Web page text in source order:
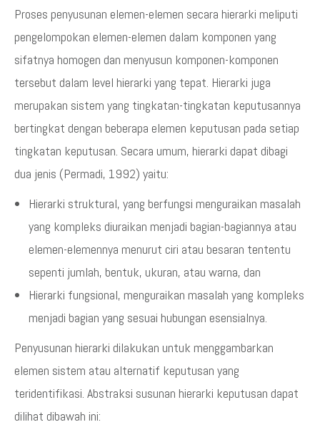
Proses penyusunan elemen-elemen secara hierarki meliputi
pengelompokan elemen-elemen dalam komponen yang
sifatnya homogen dan menyusun komponen-komponen
tersebut dalam level hierarki yang tepat. Hierarki juga
merupakan sistem yang tingkatan-tingkatan keputusannya
bertingkat dengan beberapa elemen keputusan pada setiap
tingkatan keputusan. Secara umum, hierarki dapat dibagi
dua jenis (Permadi, 1992) yaitu:
Hierarki struktural, yang berfungsi menguraikan masalah
yang kompleks diuraikan menjadi bagian-bagiannya atau
elemen-elemennya menurut ciri atau besaran tententu
sepenti jumlah, bentuk, ukuran, atau warna, dan
Hierarki fungsional, menguraikan masalah yang kompleks
menjadi bagian yang sesuai hubungan esensialnya.
Penyusunan hierarki dilakukan untuk menggambarkan
elemen sistem atau alternatif keputusan yang
teridentifikasi. Abstraksi susunan hierarki keputusan dapat
dilihat dibawah ini: